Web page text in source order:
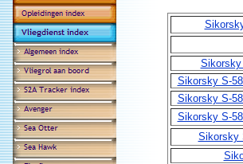
Sikorsky
Sikorsky S-
Sikorsky S-
Sikorsky S-
Sikorsky